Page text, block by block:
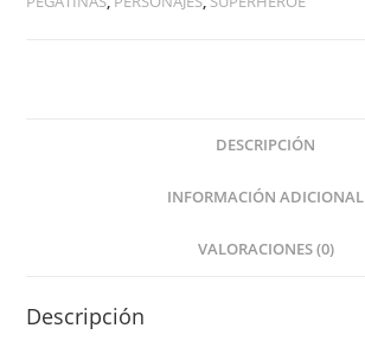
DESCRIPCIÓN
INFORMACIÓN ADICIONAL
VALORACIONES (0)
Descripción